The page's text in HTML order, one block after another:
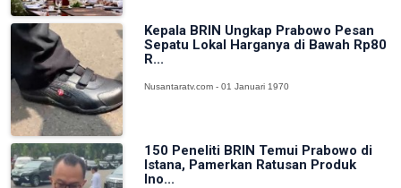
Kepala BRIN Ungkap Prabowo Pesan
Sepatu Lokal Harganya di Bawah Rp80
R...
Nusantaratv.com - 01 Januari 1970
150 Peneliti BRIN Temui Prabowo di
Istana, Pamerkan Ratusan Produk
Ino...